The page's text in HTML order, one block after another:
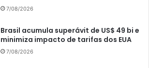
7/08/2026
Brasil acumula superávit de US$ 49 bi e
minimiza impacto de tarifas dos EUA
7/08/2026